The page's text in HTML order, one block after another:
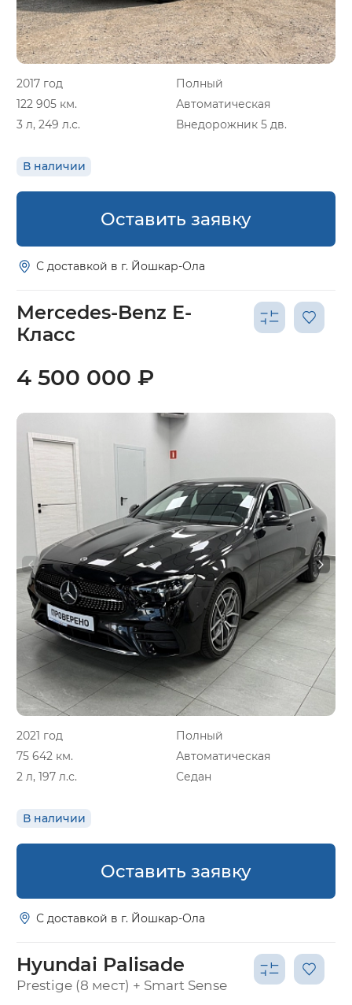
2017 год
Полный
122 905 км.
Автоматическая
3 л, 249 л.с.
Внедорожник 5 дв.
В наличии
Оставить заявку
С доставкой в г. Йошкар-Ола
Mercedes-Benz E-
Класс
2021 год
Полный
75 642 км.
Автоматическая
2 л, 197 л.с.
Седан
В наличии
4 500 000 ₽
Оставить заявку
С доставкой в г. Йошкар-Ола
Hyundai Palisade
Prestige (8 мест) + Smart Sense